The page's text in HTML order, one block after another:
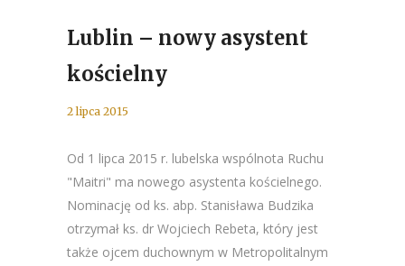
Lublin – nowy asystent
kościelny
2 lipca 2015
Od 1 lipca 2015 r. lubelska wspólnota Ruchu
"Maitri" ma nowego asystenta kościelnego.
Nominację od ks. abp. Stanisława Budzika
otrzymał ks. dr Wojciech Rebeta, który jest
także ojcem duchownym w Metropolitalnym